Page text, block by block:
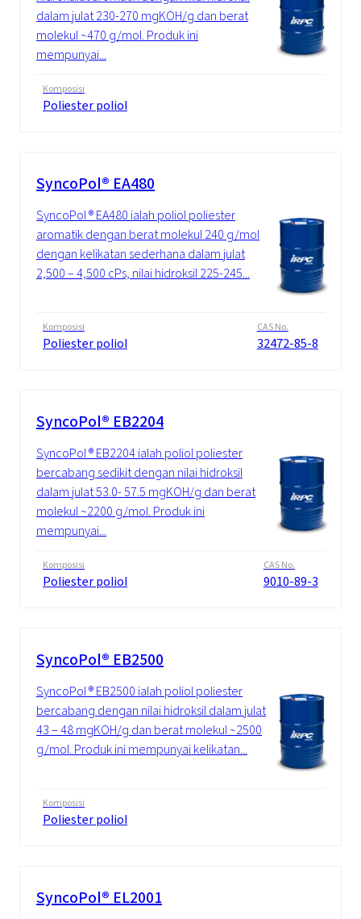
dalam julat 230-270 mgKOH/g dan berat
molekul ~470 g/mol. Produk ini
mempunyai...
Komposisi
Poliester poliol
SyncoPol® EA480
SyncoPol ® EA480 ialah poliol poliester
aromatik dengan berat molekul 240 g/mol
dengan kelikatan sederhana dalam julat
2,500 – 4,500 cPs, nilai hidroksil 225-245...
Komposisi
Poliester poliol
CAS No.
32472-85-8
SyncoPol® EB2204
SyncoPol ® EB2204 ialah poliol poliester
bercabang sedikit dengan nilai hidroksil
dalam julat 53.0- 57.5 mgKOH/g dan berat
molekul ~2200 g/mol. Produk ini
mempunyai...
Komposisi
Poliester poliol
CAS No.
9010-89-3
SyncoPol® EB2500
SyncoPol ® EB2500 ialah poliol poliester
bercabang dengan nilai hidroksil dalam julat
43 – 48 mgKOH/g dan berat molekul ~2500
g/mol. Produk ini mempunyai kelikatan...
Komposisi
Poliester poliol
SyncoPol® EL2001